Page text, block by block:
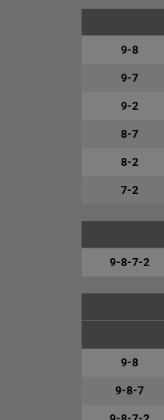
9-8
9-7
9-2
8-7
8-2
7-2
9-8-7-2
9-8
9-8-7